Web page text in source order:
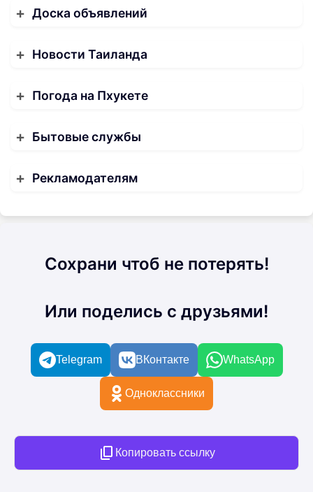
Доска объявлений
Новости Таиланда
Погода на Пхукете
Бытовые службы
Рекламодателям
Сохрани чтоб не потерять!
Или поделись с друзьями!
Telegram ВКонтакте WhatsApp
Одноклассники
Копировать ссылку